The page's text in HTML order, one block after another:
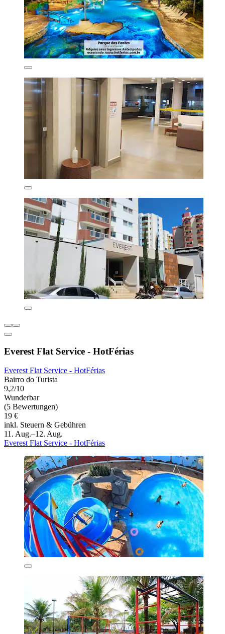
Everest Flat Service - HotFérias
Everest Flat Service - HotFérias
Bairro do Turista
9,2/10
Wunderbar
(5 Bewertungen)
19 €
inkl. Steuern & Gebühren
11. Aug.–12. Aug.
Everest Flat Service - HotFérias